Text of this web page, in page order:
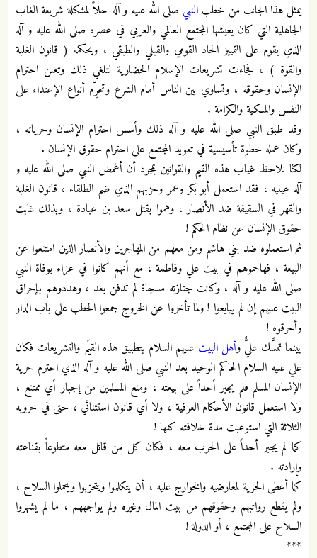
يمثل هذا الجانب من خطب النبي صلى الله عليه و آله حلاً لمشكلة شريعة الغاب
الجاهلية التي كان يعيشها المجتمع العالمي والعربي في عصره صلى الله عليه و آله
الذي يقوم على التمييز الحاد القومي والقبلي والطبقي ، ويحكمه ( قانون الغلبة
والقوة ) ، فجاءت تشريعات الإسلام الحضارية لتلغي ذلك وتعلن احترام
الإنسان وحقوقه ، وتساوي بين الناس أمام الشرع وتحرِّم أنواع الإعتداء على
النفس والملكية والكرامة .
وقد طبق النبي صلى الله عليه و آله ذلك وأسس احترام الإنسان وحرياته ،
وكان عمله خطوة تأسيسية في تعويد المجتمع على احترام حقوق الإنسان .
لكنا نلاحظ غياب هذه القيم والقوانين بمجرد أن أغمض النبي صلى الله عليه و
آله عينيه ، فقد استعمل أبو بكر وعمر وحزبهم الذي ضم الطلقاء ، قانون الغلبة
والقهر في السقيفة ضد الأنصار ، وهموا بقتل سعد بن عبادة ، وبذلك غابت
حقوق الإنسان عن نظام الحكم !
ثم استعملوه ضد بني هاشم ومن معهم من المهاجرين والأنصار الذين امتنعوا عن
البيعة ، فهاجموهم في بيت علي وفاطمة ، مع أنهم كانوا في عزاء بوفاة النبي
صلى الله عليه و آله ، وكانت جنازته مسجاة لم تدفن بعد ، وهددوهم بإحراق
البيت عليهم إن لم يبايعوا ! ولما تأخروا عن الخروج جمعوا الحطب على باب الدار
وأحرقوه !
بينما تمسَّك عليٌّ وأهل البيت عليهم السلام بتطبيق هذه القيَم والتشريعات فكان
علي عليه السلام الحاكم الوحيد بعد النبي صلى الله عليه و آله الذي احترم حرية
الإنسان المسلم فلم يجبر أحداً على بيعته ، ومنع المسلمين من إجبار أي ممتنع ،
ولا استعمل قانون الأحكام العرفية ، ولا أي قانون استثنائي ، حتى في حروبه
الثلاثة التي استوعبت مدة خلافته كلها !
كما لم يجبر أحداً على الحرب معه ، فكان كل من قاتل معه متطوعاً بقناعته
وإرادته .
كما أعطى الحرية لمعارضيه والخوارج عليه ، أن يتكلموا ويتحزبوا ويحملوا السلاح ،
ولم يقطع رواتبهم وحقوقهم من بيت المال وغيره ولم يواجههم ، ما لم يشهروا
السلاح على المجتمع ، أو الدولة !
***